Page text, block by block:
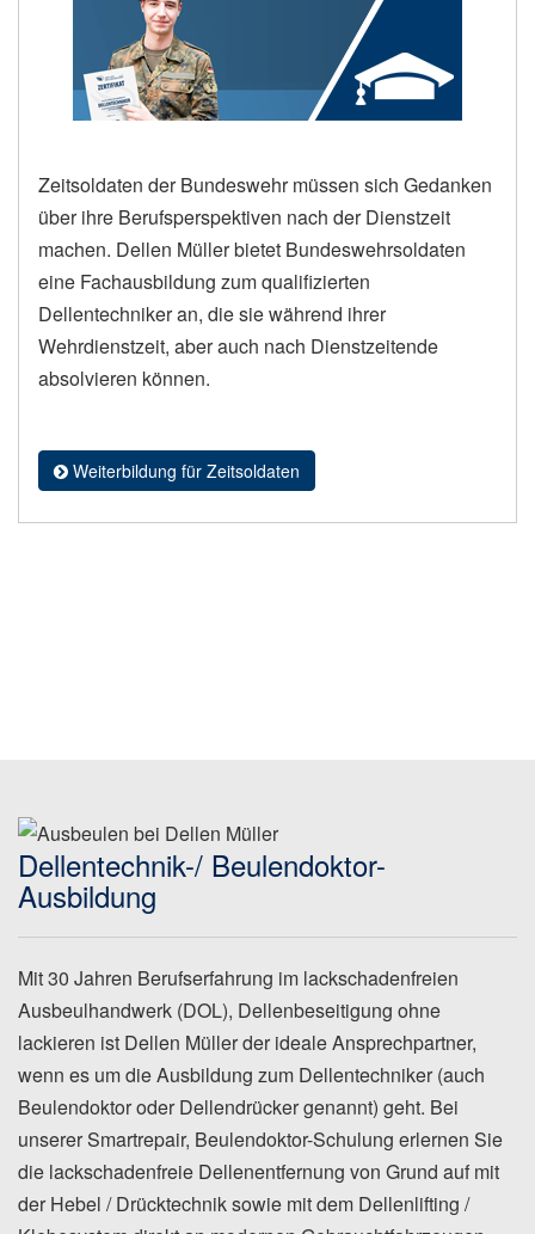
Zeitsoldaten der Bundeswehr müssen sich Gedanken
über ihre Berufsperspektiven nach der Dienstzeit
machen. Dellen Müller bietet Bundeswehrsoldaten
eine Fachausbildung zum qualifizierten
Dellentechniker an, die sie während ihrer
Wehrdienstzeit, aber auch nach Dienstzeitende
absolvieren können.
Weiterbildung für Zeitsoldaten
Dellentechnik-/ Beulendoktor-
Ausbildung
Mit 30 Jahren Berufserfahrung im lackschadenfreien
Ausbeulhandwerk (DOL), Dellenbeseitigung ohne
lackieren ist Dellen Müller der ideale Ansprechpartner,
wenn es um die Ausbildung zum Dellentechniker (auch
Beulendoktor oder Dellendrücker genannt) geht. Bei
unserer Smartrepair, Beulendoktor-Schulung erlernen Sie
die lackschadenfreie Dellenentfernung von Grund auf mit
der Hebel / Drücktechnik sowie mit dem Dellenlifting /